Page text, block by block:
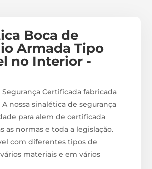
Boca de
Armada Tipo
no Interior -
Certificada fabricada
nossa sinalética de segurança
para alem de certificada
as normas e toda a legislação.
com diferentes tipos de
materiais e em vários